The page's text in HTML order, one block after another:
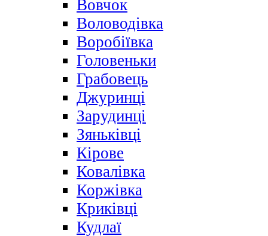
Вовчок
Воловодівка
Воробіївка
Головеньки
Грабовець
Джуринці
Зарудинці
Зяньківці
Кірове
Ковалівка
Коржівка
Криківці
Кудлаї